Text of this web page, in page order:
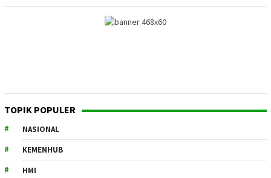
TOPIK POPULER
NASIONAL
KEMENHUB
HMI